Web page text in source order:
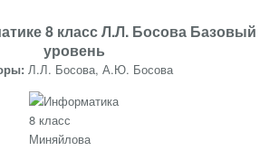
8 класс Л.Л. Босова Базовый
уровень
Л.Л. Босова, А.Ю. Босова